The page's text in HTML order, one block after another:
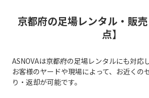
京都府の足場レンタル・販
点】
ASNOVAは京都府の足場レンタルにも対応
お客様のヤードや現場によって、お近くの
り・返却が可能です。